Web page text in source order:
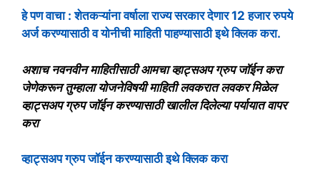
हे पण वाचा : शेतकऱ्यांना वर्षाला राज्य सरकार देणार 12 हजार रुपये
अर्ज करण्यासाठी व योनीची माहिती पाहण्यासाठी इथे क्लिक करा.
अशाच नवनवीन माहितीसाठी आमचा व्हाट्सअप ग्रुप जॉईन करा
जेणेकरून तुम्हाला योजनेविषयी माहिती लवकरात लवकर मिळेल
व्हाट्सअप ग्रुप जॉईन करण्यासाठी खालील दिलेल्या पर्यायात वापर
करा
व्हाट्सअप ग्रुप जॉईन करण्यासाठी इथे क्लिक करा